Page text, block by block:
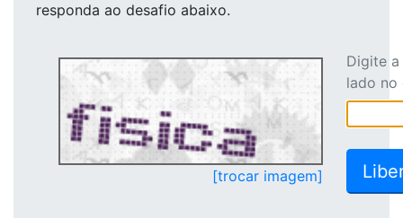
responda ao desafio abaixo.
[trocar imagem]
Digite
lado no